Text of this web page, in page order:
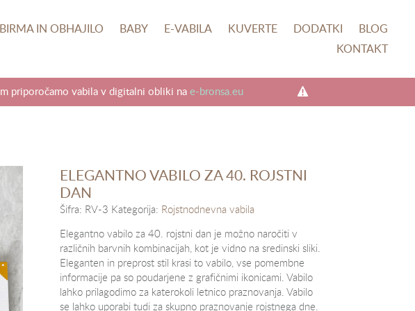
BIRMA IN OBHAJILO BABY E-VABILA KUVERTE DODATKI
BLOG
KONTAKT
priporočamo vabila v digitalni obliki na e-bronsa.eu
ELEGANTNO VABILO ZA 40. ROJSTNI
DAN
Šifra: RV-3 Kategorija: Rojstnodnevna vabila
Elegantno vabilo za 40. rojstni dan je možno naročiti v
različnih barvnih kombinacijah, kot je vidno na sredinski sliki.
Eleganten in preprost stil krasi to vabilo, vse pomembne
informacije pa so poudarjene z grafičnimi ikonicami. Vabilo
lahko prilagodimo za katerokoli letnico praznovanja. Vabilo
se lahko uporabi tudi za skupno praznovanje rojstnega dne.